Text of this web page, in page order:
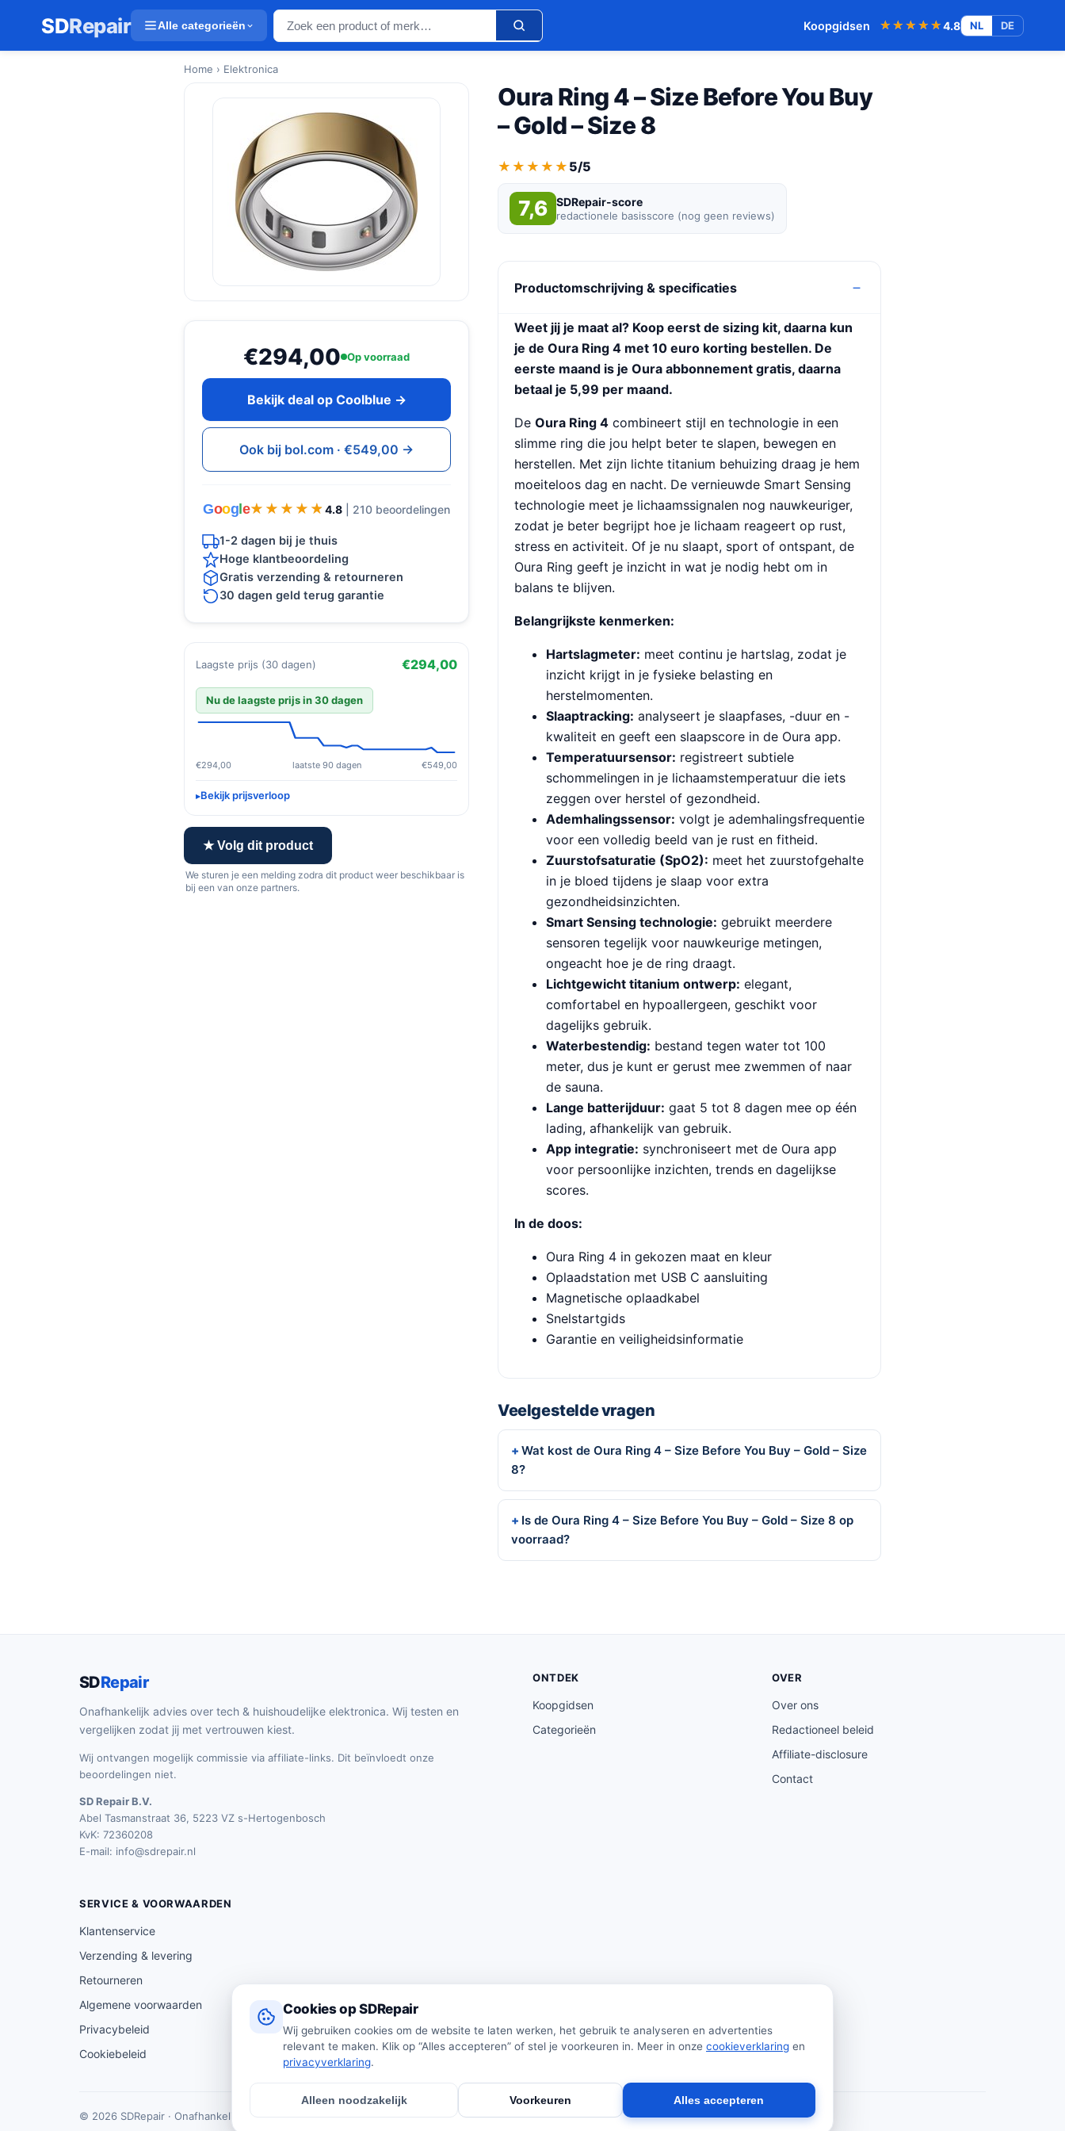
Cookies op SDRepair
Wij gebruiken cookies om de website te laten werken, het gebruik te analyseren en advertenties
relevant te maken. Klik op “Alles accepteren” of stel je voorkeuren in. Meer in onze cookieverklaring en
privacyverklaring.
Alleen noodzakelijk Voorkeuren Alles accepteren
SDRepair Alle categorieën Koopgidsen ★★★★★
★★★★★4.8 NL DE
Home › Elektronica
€294,00 Op voorraad
Bekijk deal op Coolblue →
Ook bij bol.com · €549,00 →
Goog e★★★★★
★★★★★ 4.8 | 210 beoordelingen
1-2 dagen bij je thuis
Hoge klantbeoordeling
Gratis verzending & retourneren
30 dagen geld terug garantie
Laagste prijs (30 dagen) €294,00
Nu de laagste prijs in 30 dagen
€294,00 laatste 90 dagen €549,00
Bekijk prijsverloop
★ Volg dit product
We sturen je een melding zodra dit product weer beschikbaar is
bij een van onze partners.
Oura Ring 4 – Size Before You Buy
– Gold – Size 8
★★★★★
★★★★★ 5/5
7,6 SDRepair-score
redactionele basisscore (nog geen reviews)
Productomschrijving & specificaties
Weet jij je maat al? Koop eerst de sizing kit, daarna kun
je de Oura Ring 4 met 10 euro korting bestellen. De
eerste maand is je Oura abbonnement gratis, daarna
betaal je 5,99 per maand.
De Oura Ring 4 combineert stijl en technologie in een
slimme ring die jou helpt beter te slapen, bewegen en
herstellen. Met zijn lichte titanium behuizing draag je hem
moeiteloos dag en nacht. De vernieuwde Smart Sensing
technologie meet je lichaamssignalen nog nauwkeuriger,
zodat je beter begrijpt hoe je lichaam reageert op rust,
stress en activiteit. Of je nu slaapt, sport of ontspant, de
Oura Ring geeft je inzicht in wat je nodig hebt om in
balans te blijven.
Belangrijkste kenmerken:
Hartslagmeter: meet continu je hartslag, zodat je
inzicht krijgt in je fysieke belasting en
herstelmomenten.
Slaaptracking: analyseert je slaapfases, -duur en -
kwaliteit en geeft een slaapscore in de Oura app.
Temperatuursensor: registreert subtiele
schommelingen in je lichaamstemperatuur die iets
zeggen over herstel of gezondheid.
Ademhalingssensor: volgt je ademhalingsfrequentie
voor een volledig beeld van je rust en fitheid.
Zuurstofsaturatie (SpO2): meet het zuurstofgehalte
in je bloed tijdens je slaap voor extra
gezondheidsinzichten.
Smart Sensing technologie: gebruikt meerdere
sensoren tegelijk voor nauwkeurige metingen,
ongeacht hoe je de ring draagt.
Lichtgewicht titanium ontwerp: elegant,
comfortabel en hypoallergeen, geschikt voor
dagelijks gebruik.
Waterbestendig: bestand tegen water tot 100
meter, dus je kunt er gerust mee zwemmen of naar
de sauna.
Lange batterijduur: gaat 5 tot 8 dagen mee op één
lading, afhankelijk van gebruik.
App integratie: synchroniseert met de Oura app
voor persoonlijke inzichten, trends en dagelijkse
scores.
In de doos:
Oura Ring 4 in gekozen maat en kleur
Oplaadstation met USB C aansluiting
Magnetische oplaadkabel
Snelstartgids
Garantie en veiligheidsinformatie
Veelgestelde vragen
Wat kost de Oura Ring 4 – Size Before You Buy – Gold – Size
8?
Is de Oura Ring 4 – Size Before You Buy – Gold – Size 8 op
voorraad?
SDRepair
Onafhankelijk advies over tech & huishoudelijke elektronica. Wij testen en
vergelijken zodat jij met vertrouwen kiest.
Wij ontvangen mogelijk commissie via affiliate-links. Dit beïnvloedt onze
beoordelingen niet.
SD Repair B.V.
Abel Tasmanstraat 36, 5223 VZ s-Hertogenbosch
KvK: 72360208
E-mail: info@sdrepair.nl
ONTDEK
Koopgidsen
Categorieën
OVER
Over ons
Redactioneel beleid
Affiliate-disclosure
Contact
SERVICE & VOORWAARDEN
Klantenservice
Verzending & levering
Retourneren
Algemene voorwaarden
Privacybeleid
Cookiebeleid
© 2026 SDRepair · Onafhankelijk vergelijkingsplatform · Wij verkopen zelf geen producten · Alle prijzen onder voorbehoud.